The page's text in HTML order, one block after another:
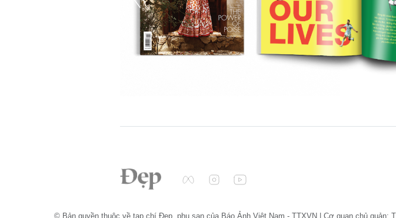
© Bản quyền thuộc về tạp chí Đẹp, phụ san của Báo Ảnh Việt Nam - TTXVN | Cơ quan chủ